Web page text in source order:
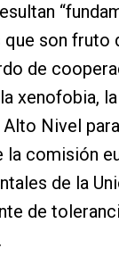
son fruto
de
xenofobia,
Alto Nivel
la comisión
de la
de